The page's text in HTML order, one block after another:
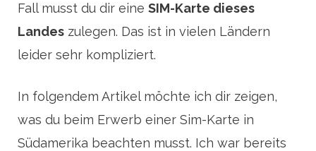
Fall musst du dir eine SIM-Karte dieses
Landes zulegen. Das ist in vielen Ländern
leider sehr kompliziert.
In folgendem Artikel möchte ich dir zeigen,
was du beim Erwerb einer Sim-Karte in
Südamerika beachten musst. Ich war bereits